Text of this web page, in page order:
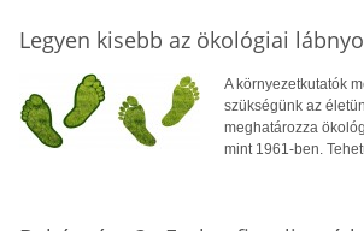
Legyen kisebb az ökológiai
A környezetkutatók
szükségünk az
meghatározza
mint 1961-ben.